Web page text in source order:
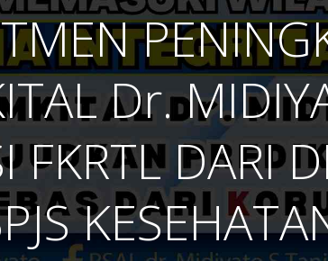
Dr.
FKRTL DARI